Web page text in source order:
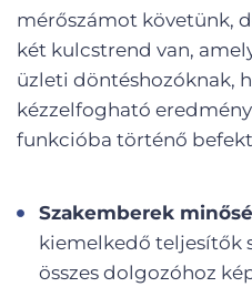
mérőszámot követünk,
két kulcstrend van,
üzleti döntéshozóknak,
kézzelfogható
funkcióba történő
Szakemberek
kiemelkedő teljesítők
összes dolgozóhoz